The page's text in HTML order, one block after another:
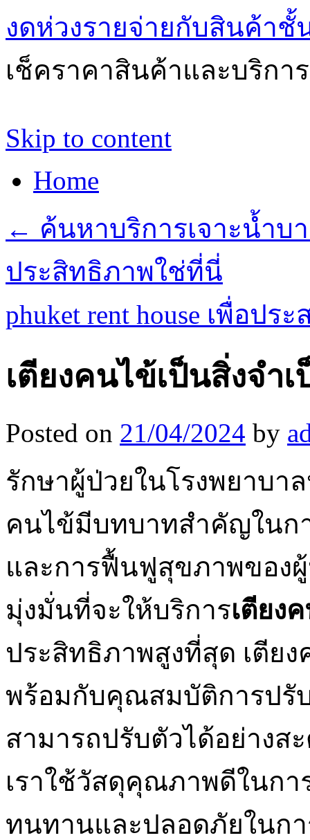
งดห่วงรายจ่ายกับสินค้า
เช็คราคาสินค้าและบริกา
Skip to content
Home
← ค้นหาบริการเจาะน้ำ
ประสิทธิภาพใช่ที่นี่
phuket rent house เพื่อป
เตียงคนไข้เป็นสิ่งจำ
Posted on 21/04/2024 by
รักษาผู้ป่วยในโรงพยาบา
คนไข้มีบทบาทสำคัญในก
และการฟื้นฟูสุขภาพของผู้
มุ่งมั่นที่จะให้บริการเตียง
ประสิทธิภาพสูงที่สุด เตีย
พร้อมกับคุณสมบัติการปรั
สามารถปรับตัวได้อย่างส
เราใช้วัสดุคุณภาพดีในกา
ทนทานและปลอดภัยในกา